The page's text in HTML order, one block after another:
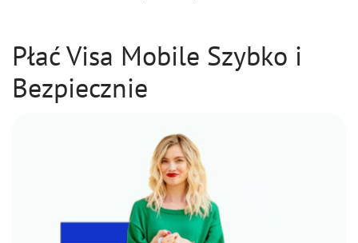
Firmy
Rolnicy
Płać Visa Mobile Szybko i
Bezpiecznie